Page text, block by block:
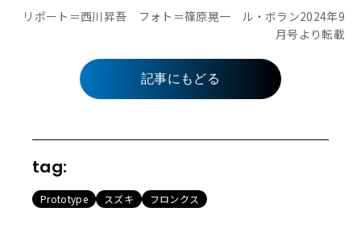
リポート＝西川昇吾 フォト＝篠原晃一 ル・ボラン2024年9
月号より転載
記事にもどる
tag:
Prototype スズキ フロンクス